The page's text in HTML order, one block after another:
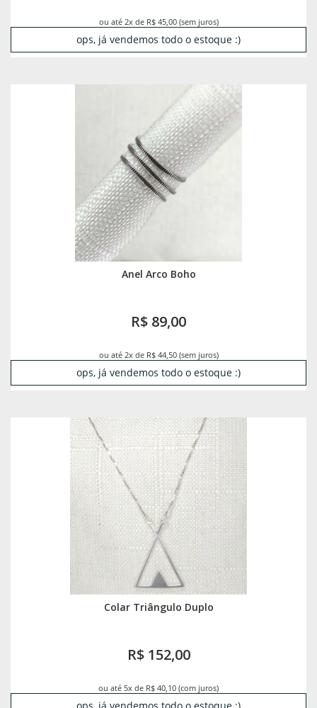
ou até 2x de R$ 45,00 (sem juros)
ops, já vendemos todo o estoque :)
Anel Arco Boho
R$ 89,00
ou até 2x de R$ 44,50 (sem juros)
ops, já vendemos todo o estoque :)
Colar Triângulo Duplo
R$ 152,00
ou até 5x de R$ 40,10 (com juros)